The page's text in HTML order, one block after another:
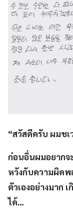
“สวัสดีครับ ผมชเ
ก่อนอื่นผมอยาก
หวังกับความผิดพ
ตัวเองอย่างมาก
ได้…